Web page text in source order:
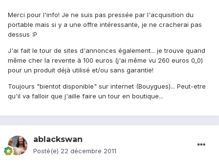
Merci pour l'info! Je ne suis pas pressée par l'acquisition du
portable mais si y a une offre intéressante, je ne cracherai pas
dessus :P
J'ai fait le tour de sites d'annonces également... je trouve quand
même cher la revente à 100 euros (j'ai même vu 260 euros 0_0)
pour un produit déjà utilisé et/ou sans garantie!
Toujours "bientot disponible" sur internet (Bouygues)... Peut-etre
qu'il va falloir que j'aille faire un tour en boutique...
ablackswan
Posté(e) 22 décembre 2011